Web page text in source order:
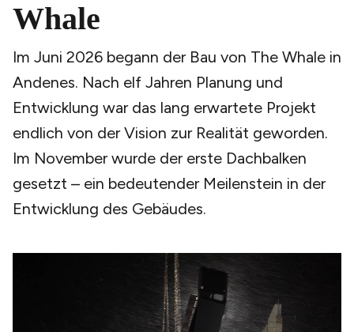
Whale
Im Juni 2026 begann der Bau von The Whale in
Andenes. Nach elf Jahren Planung und
Entwicklung war das lang erwartete Projekt
endlich von der Vision zur Realität geworden.
Im November wurde der erste Dachbalken
gesetzt – ein bedeutender Meilenstein in der
Entwicklung des Gebäudes.